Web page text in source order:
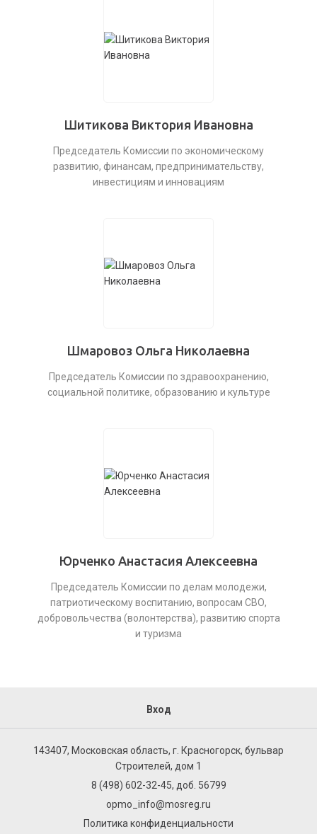
Шитикова Виктория Ивановна
Председатель Комиссии по экономическому
развитию, финансам, предпринимательству,
инвестициям и инновациям
Шмаровоз Ольга Николаевна
Председатель Комиссии по здравоохранению,
социальной политике, образованию и культуре
Юрченко Анастасия Алексеевна
Председатель Комиссии по делам молодежи,
патриотическому воспитанию, вопросам СВО,
добровольчества (волонтерства), развитию спорта
и туризма
Вход
143407, Московская область, г. Красногорск, бульвар
Строителей, дом 1
8 (498) 602-32-45, доб. 56799
opmo_info@mosreg.ru
Политика конфиденциальности